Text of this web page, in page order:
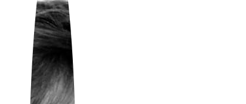
Hungarian
Polish
Portuguese
Ukrainian